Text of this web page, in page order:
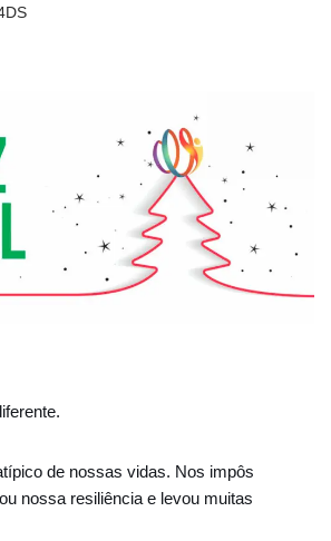
de nossas vidas. Nos impôs
nossa resiliência e levou muitas